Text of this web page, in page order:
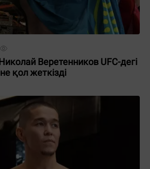
Веретенников UFC-дегі
қол жеткізді